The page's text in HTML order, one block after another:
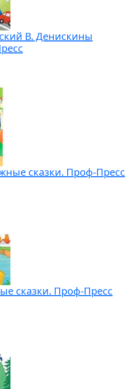
В. Денискины
сказки. Проф-Пресс
сказки. Проф-Пресс